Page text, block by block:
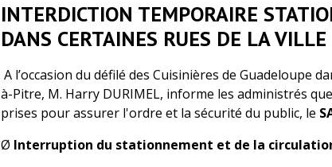
INTERDICTION TEMPORAIRE
DANS CERTAINES RUES DE LA VILLE
A l’occasion du défilé des Cuisinières de Guadeloupe
à-Pitre, M. Harry DURIMEL, informe les administrés
prises pour assurer l'ordre et la sécurité du public, le
Ø Interruption du stationnement et de la